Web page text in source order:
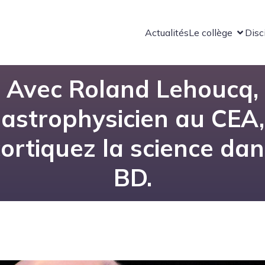
ActualitésLe collège
Avec Roland Lehoucq,
astrophysicien au CEA,
la science
BD.